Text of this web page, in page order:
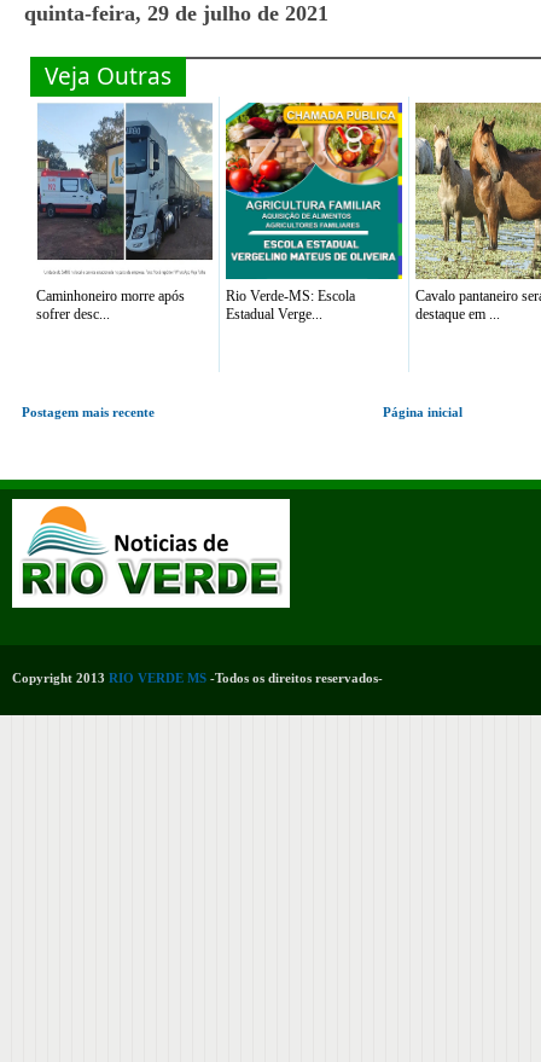
quinta-feira, 29 de julho de 2021
Veja Outras
Caminhoneiro morre após
sofrer desc...
Rio Verde-MS: Escola
Estadual Verge...
Cavalo pantaneiro
destaque em ...
Postagem mais recente Página inicial
Copyright 2013 RIO VERDE MS -Todos os direitos reservados-